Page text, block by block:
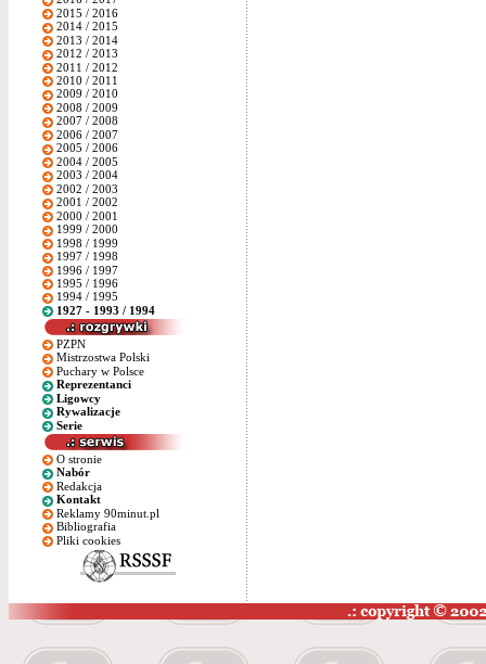
2015 / 2016
2014 / 2015
2013 / 2014
2012 / 2013
2011 / 2012
2010 / 2011
2009 / 2010
2008 / 2009
2007 / 2008
2006 / 2007
2005 / 2006
2004 / 2005
2003 / 2004
2002 / 2003
2001 / 2002
2000 / 2001
1999 / 2000
1998 / 1999
1997 / 1998
1996 / 1997
1995 / 1996
1994 / 1995
1927 - 1993 / 1994
PZPN
Mistrzostwa Polski
Puchary w Polsce
Reprezentanci
Ligowcy
Rywalizacje
Serie
O stronie
Nabór
Redakcja
Kontakt
Reklamy 90minut.pl
Bibliografia
Pliki cookies